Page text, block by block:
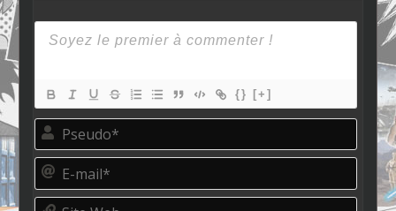
{} [+]
P
e
d
o
E
m
S